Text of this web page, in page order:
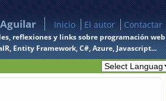
Aguilar Inicio El autor Contactar
reflexiones y links sobre programación web
Entity Framework, C#, Azure, Javascript...